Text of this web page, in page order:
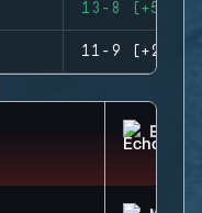
13-8 (+5)
11-9 (+2)
ECHO